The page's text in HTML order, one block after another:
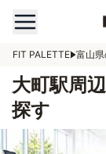
FIT PALETTE 富山
大町駅周
探す